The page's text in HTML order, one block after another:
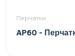
Перчатки
AP60 -